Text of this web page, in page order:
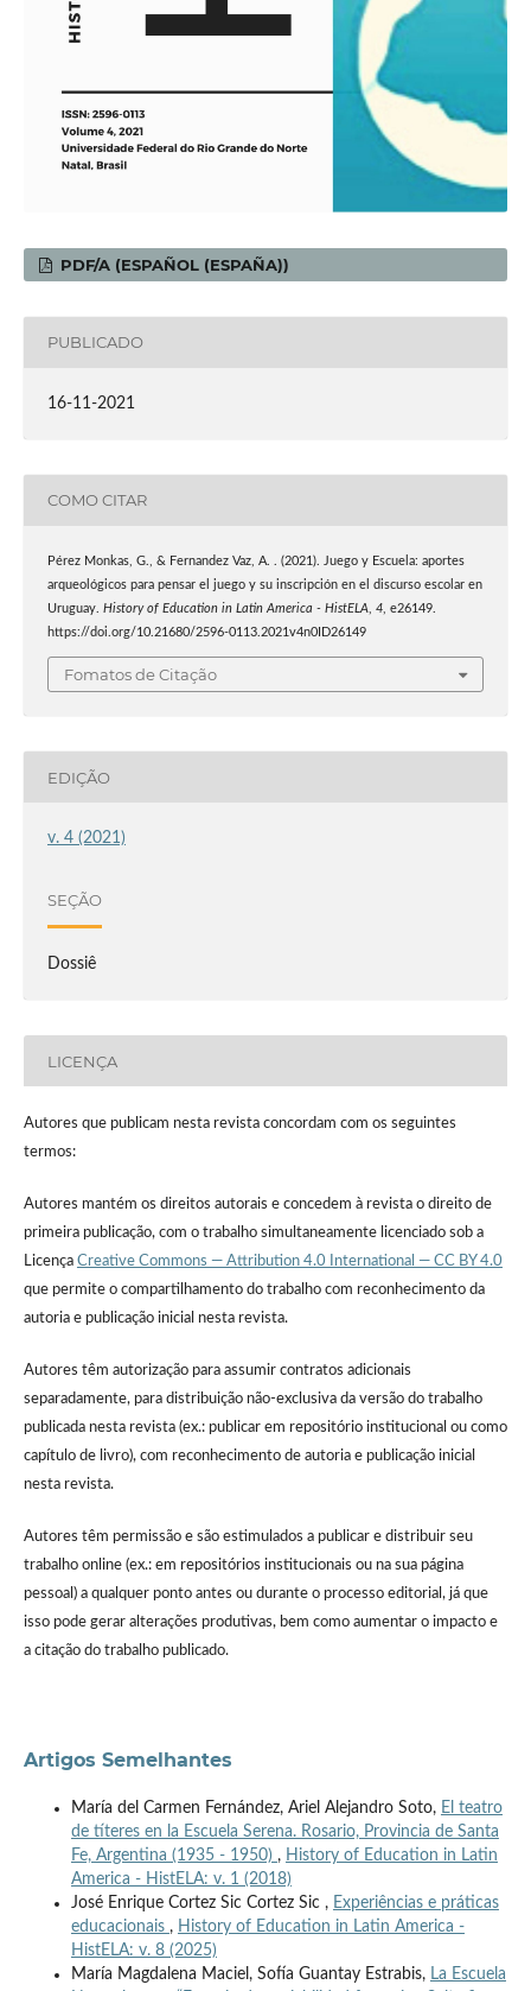
PDF/A (ESPAÑOL (ESPAÑA))
PUBLICADO
16-11-2021
COMO CITAR
Pérez Monkas, G., & Fernandez Vaz, A. . (2021). Juego y Escuela: aportes
arqueológicos para pensar el juego y su inscripción en el discurso escolar en
Uruguay. History of Education in Latin America - HistELA, 4, e26149.
https://doi.org/10.21680/2596-0113.2021v4n0ID26149
Fomatos de Citação
EDIÇÃO
v. 4 (2021)
SEÇÃO
Dossiê
LICENÇA
Autores que publicam nesta revista concordam com os seguintes
termos:
Autores mantém os direitos autorais e concedem à revista o direito de
primeira publicação, com o trabalho simultaneamente licenciado sob a
Licença Creative Commons — Attribution 4.0 International — CC BY 4.0
que permite o compartilhamento do trabalho com reconhecimento da
autoria e publicação inicial nesta revista.
Autores têm autorização para assumir contratos adicionais
separadamente, para distribuição não-exclusiva da versão do trabalho
publicada nesta revista (ex.: publicar em repositório institucional ou como
capítulo de livro), com reconhecimento de autoria e publicação inicial
nesta revista.
Autores têm permissão e são estimulados a publicar e distribuir seu
trabalho online (ex.: em repositórios institucionais ou na sua página
pessoal) a qualquer ponto antes ou durante o processo editorial, já que
isso pode gerar alterações produtivas, bem como aumentar o impacto e
a citação do trabalho publicado.
Artigos Semelhantes
María del Carmen Fernández, Ariel Alejandro Soto, El teatro
de títeres en la Escuela Serena. Rosario, Provincia de Santa
Fe, Argentina (1935 - 1950) , History of Education in Latin
America - HistELA: v. 1 (2018)
José Enrique Cortez Sic Cortez Sic , Experiências e práticas
educacionais , History of Education in Latin America -
HistELA: v. 8 (2025)
María Magdalena Maciel, Sofía Guantay Estrabis, La Escuela